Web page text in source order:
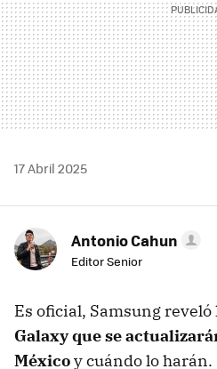
17 Abril 2025
Antonio Cahun
Editor Senior
Es oficial, Samsung reveló
Galaxy que se
Méxicoy cuándo lo